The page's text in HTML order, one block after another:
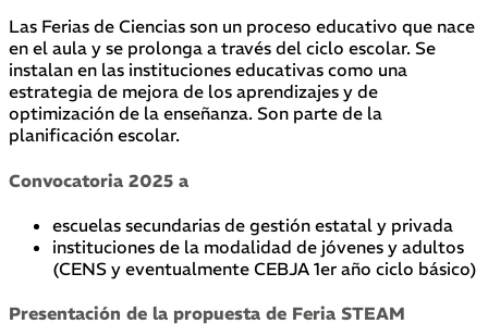
Las Ferias de Ciencias son un proceso educativo que nace
en el aula y se prolonga a través del ciclo escolar. Se
instalan en las instituciones educativas como una
estrategia de mejora de los aprendizajes y de
optimización de la enseñanza. Son parte de la
planificación escolar.
Convocatoria 2025 a
escuelas secundarias de gestión estatal y privada
instituciones de la modalidad de jóvenes y adultos
(CENS y eventualmente CEBJA 1er año ciclo básico)
Presentación de la propuesta de Feria STEAM